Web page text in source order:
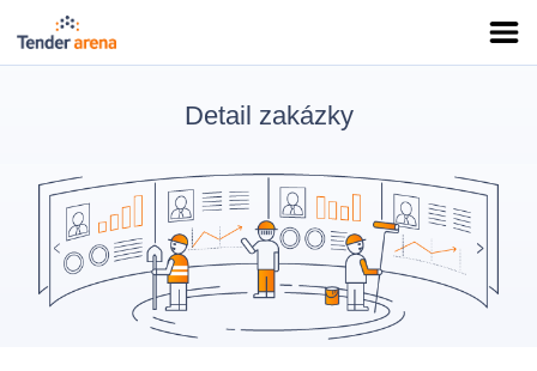
Detail zakázky